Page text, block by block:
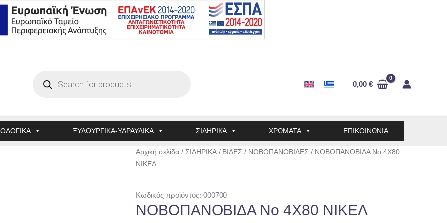
0,00 €
ΞΥΛΟΥΡΓΙΚΑ-ΥΔΡΑΥΛΙΚΑ ΣΙΔΗΡΙΚΑ ΧΡΩΜΑΤΑ ΕΠΙΚΟΙΝΩΝΙΑ
Αρχική σελίδα / ΣΙΔΗΡΙΚΑ / ΒΙΔΕΣ / ΝΟΒΟΠΑΝΟΒΙΔΕΣ / ΝΟΒΟΠΑΝΟΒΙΔΑ No 4Χ80
ΝΙΚΕΛ
Κωδικός προϊόντος: 000700
ΝΟΒΟΠΑΝΟΒΙΔΑ No 4Χ80 ΝΙΚΕΛ
ΝΟΒΟΠΑΝΟΒΙΔΑ
No
ποσότητα